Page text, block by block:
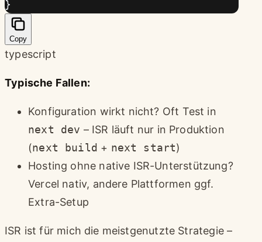
}
Copy
typescript
Typische Fallen:
Konfiguration wirkt nicht? Oft Test in
next dev – ISR läuft nur in Produktion
(next build + next start)
Hosting ohne native ISR-Unterstützung?
Vercel nativ, andere Plattformen ggf.
Extra-Setup
ISR ist für mich die meistgenutzte Strategie –